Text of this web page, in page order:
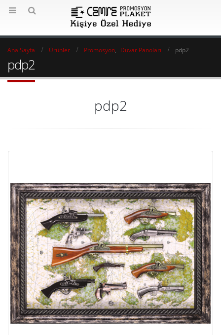
Ana Sayfa Ürünler Promosyon Duvar Panoları pdp2
pdp2
pdp2